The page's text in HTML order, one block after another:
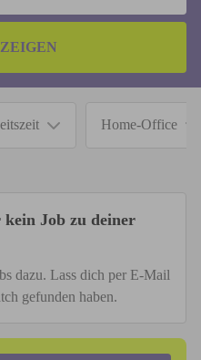
Home-Office
kein Job zu deiner
dazu. Lass dich per E-Mail
gefunden haben.